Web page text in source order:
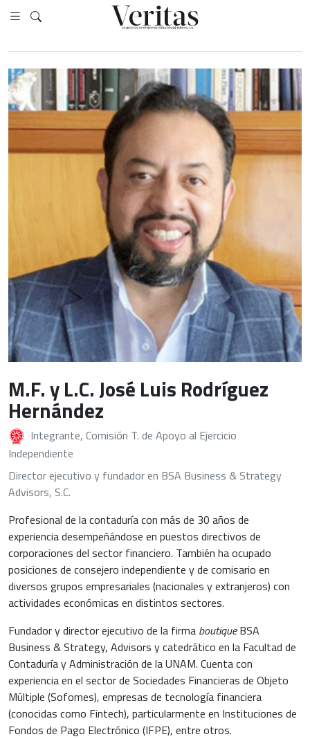
M.F. y L.C. José Luis Rodríguez
Hernández
Integrante, Comisión T. de Apoyo al Ejercicio
Independiente
Director ejecutivo y fundador en BSA Business & Strategy
Advisors, S.C.
Profesional de la contaduría con más de 30 años de
experiencia desempeñándose en puestos directivos de
corporaciones del sector financiero. También ha ocupado
posiciones de consejero independiente y de comisario en
diversos grupos empresariales (nacionales y extranjeros) con
actividades económicas en distintos sectores.
Fundador y director ejecutivo de la firma boutiqueBSA
Business & Strategy, Advisors y catedrático en la Facultad de
Contaduría y Administración de la UNAM. Cuenta con
experiencia en el sector de Sociedades Financieras de Objeto
Múltiple (Sofomes), empresas de tecnología financiera
(conocidas como Fintech), particularmente en Instituciones de
Fondos de Pago Electrónico (IFPE), entre otros.